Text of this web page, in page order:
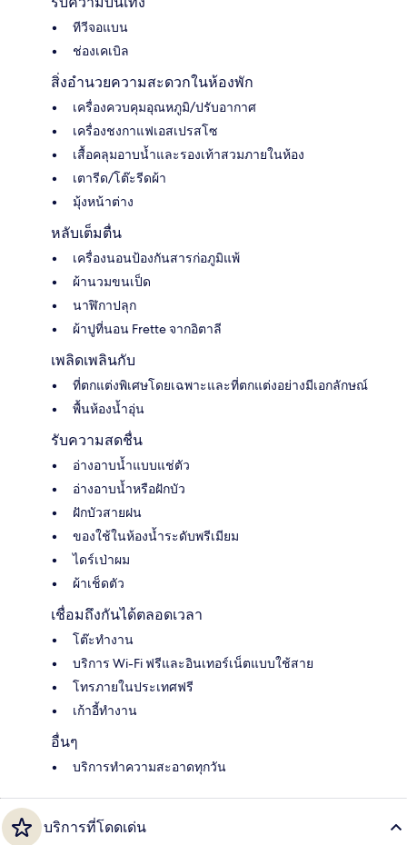
ทีวีจอแบน
ช่องเคเบิล
สิ่งอำนวยความสะดวกในห้องพัก
เครื่องควบคุมอุณหภูมิ/ปรับอากาศ
เครื่องชงกาแฟเอสเปรสโซ
เสื้อคลุมอาบน้ำและรองเท้าสวมภายในห้อง
เตารีด/โต๊ะรีดผ้า
มุ้งหน้าต่าง
หลับเต็มตื่น
เครื่องนอนป้องกันสารก่อภูมิแพ้
ผ้านวมขนเป็ด
นาฬิกาปลุก
ผ้าปูที่นอน Frette จากอิตาลี
เพลิดเพลินกับ
ที่ตกแต่งพิเศษโดยเฉพาะและที่ตกแต่งอย่างมีเอกลักษณ์
พื้นห้องน้ำอุ่น
รับความสดชื่น
อ่างอาบน้ำแบบแช่ตัว
อ่างอาบน้ำหรือฝักบัว
ฝักบัวสายฝน
ของใช้ในห้องน้ำระดับพรีเมียม
ไดร์เป่าผม
ผ้าเช็ดตัว
เชื่อมถึงกันได้ตลอดเวลา
โต๊ะทำงาน
บริการ Wi-Fi ฟรีและอินเทอร์เน็ตแบบใช้สาย
โทรภายในประเทศฟรี
เก้าอี้ทำงาน
อื่นๆ
บริการทำความสะอาดทุกวัน
บริการที่โดดเด่น